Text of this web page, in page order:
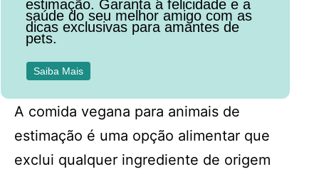
estimação. Garanta a felicidade e a
saúde do seu melhor amigo com as
dicas exclusivas para amantes de
pets.
Saiba Mais
A comida vegana para animais de
estimação é uma opção alimentar que
exclui qualquer ingrediente de origem